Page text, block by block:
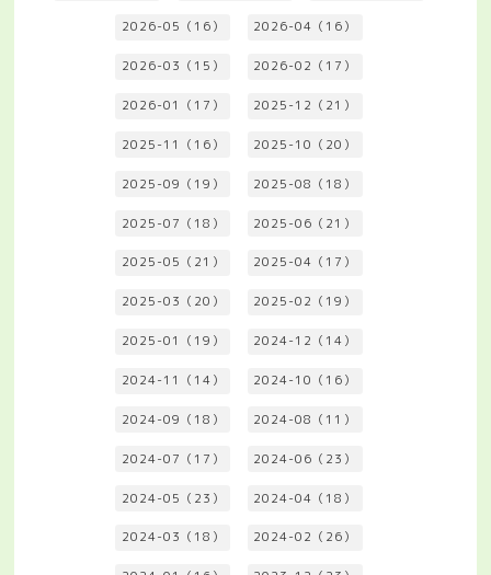
2026-05（16） 2026-04（16）
2026-03（15） 2026-02（17）
2026-01（17） 2025-12（21）
2025-11（16） 2025-10（20）
2025-09（19） 2025-08（18）
2025-07（18） 2025-06（21）
2025-05（21） 2025-04（17）
2025-03（20） 2025-02（19）
2025-01（19） 2024-12（14）
2024-11（14） 2024-10（16）
2024-09（18） 2024-08（11）
2024-07（17） 2024-06（23）
2024-05（23） 2024-04（18）
2024-03（18） 2024-02（26）